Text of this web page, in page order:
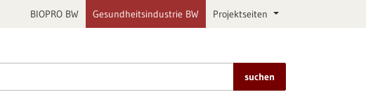
BIOPRO BW Gesundheitsindustrie BW Projektseiten
suchen